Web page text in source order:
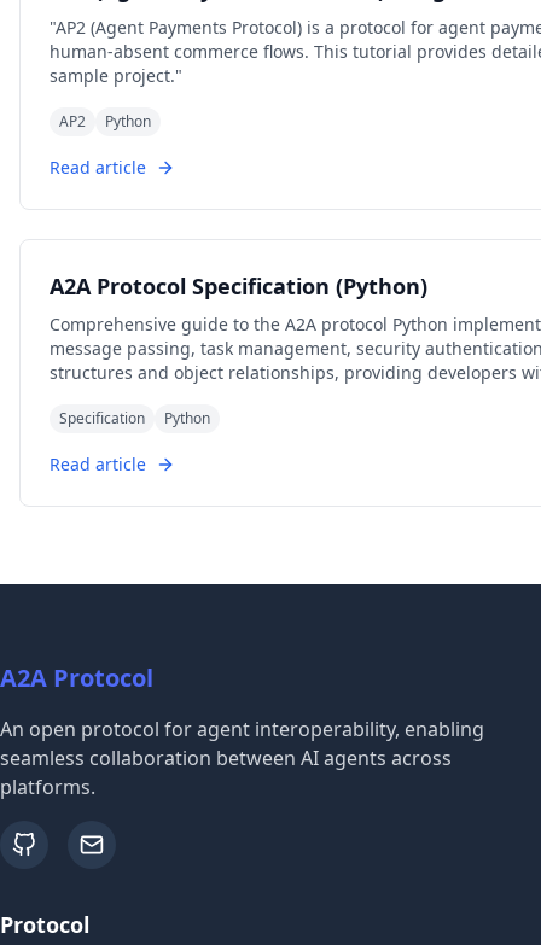
"AP2 (Agent Payments Protocol) is a protocol for agent
human-absent commerce flows. This tutorial provides
sample project."
AP2 Python
Read article
A2A Protocol Specification (Python)
Comprehensive guide to the A2A protocol Python
message passing, task management, security
structures and object relationships, providing developers
Specification Python
Read article
A2A Protocol
An open protocol for agent interoperability, enabling
seamless collaboration between AI agents across
platforms.
github email
Protocol